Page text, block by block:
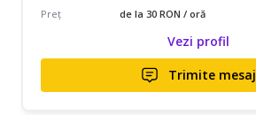
Preț
de la 30 RON / oră
Vezi profil
Trimite mesaj